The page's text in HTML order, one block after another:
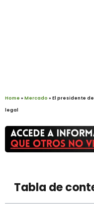
Home »Mercado »El presidente
legal
Tabla de